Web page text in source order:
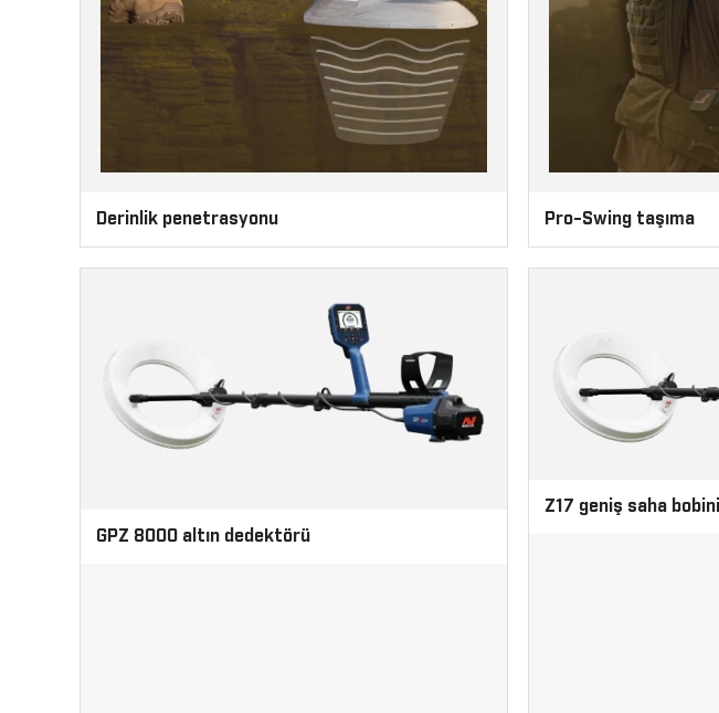
Derinlik penetrasyonu Pro-Swing taşıma
GPZ 8000 altın dedektörü
Z17 geniş saha bobini